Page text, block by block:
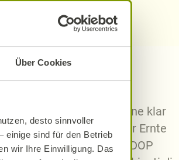
Über Cookies
desto sinnvoller
einige sind für den Betrieb
wir Ihre Einwilligung. Das
Wein g. g. A. (mit
und bezieht sich auf eine klar
Höchstertrag bei der Ernte
die für diese AOP oder DOP